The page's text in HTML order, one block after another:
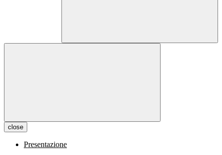
close
Presentazione